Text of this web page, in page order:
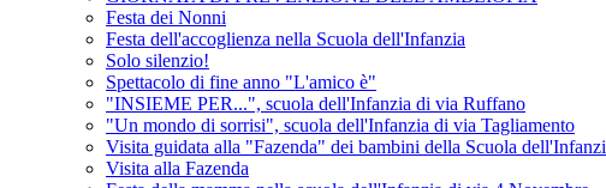
Festa dei Nonni
Festa dell'accoglienza nella Scuola dell'Infanzia
Solo silenzio!
Spettacolo di fine anno "L'amico è"
"INSIEME PER...", scuola dell'Infanzia di via Ruffano
"Un mondo di sorrisi", scuola dell'Infanzia di via Tagliamento
Visita guidata alla "Fazenda" dei bambini della Scuola
Visita alla Fazenda